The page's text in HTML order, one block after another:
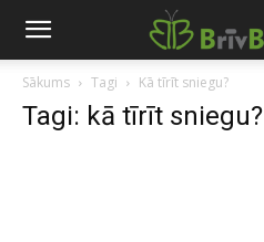
Sākums Tagi Kā tīrīt sniegu?
Tagi: kā tīrīt sniegu?